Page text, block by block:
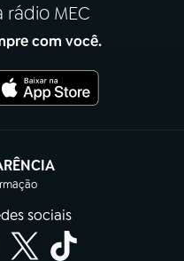
rádio MEC
com você.
em nova aba)
sociais